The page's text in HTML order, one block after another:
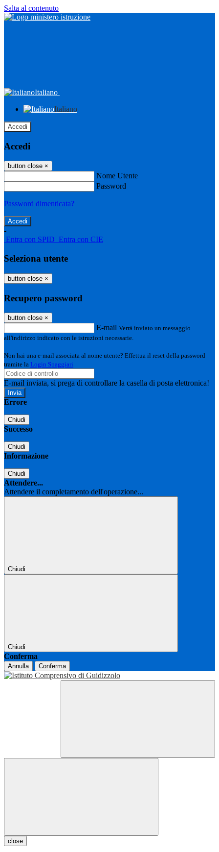
Salta al contenuto
Italiano
Italiano
Accedi
Accedi
button close ×
Nome Utente
Password
Password dimenticata?
-
Entra con SPID Entra con CIE
Seleziona utente
button close ×
Recupero password
button close ×
E-mail Verrà inviato un messaggio
all'indirizzo indicato con le istruzioni necessarie.
Non hai una e-mail associata al nome utente? Effettua il reset della password
tramite la Login Spaggiari
E-mail inviata, si prega di controllare la casella di posta elettronica!
Errore
Chiudi
Successo
Chiudi
Informazione
Chiudi
Attendere...
Attendere il completamento dell'operazione...
Chiudi
Chiudi
Conferma
Annulla Conferma
close